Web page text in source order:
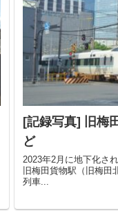
[記録写真] 旧梅
ど
2023年2月に地下化さ
旧梅田貨物駅（旧梅田
列車...